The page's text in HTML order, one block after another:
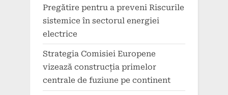
Pregătire pentru a preveni Riscurile
sistemice în sectorul energiei
electrice
Strategia Comisiei Europene
vizează construcția primelor
centrale de fuziune pe continent